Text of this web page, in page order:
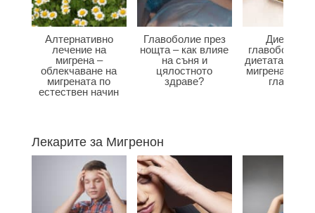
Алтернативно
лечение на
мигрена –
облекчаване на
мигрената по
естествен начин
Главоболие през
нощта – как влияе
на съня и
цялостното
здраве?
Диета при
главоболие –
диетата
мигрена и
главата?
Лекарите за Мигренон